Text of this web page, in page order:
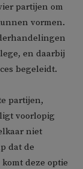
partijen om
vormen.
en daarbij
begeleidt.
partijen,
voorlopig
niet
dat de
deze optie